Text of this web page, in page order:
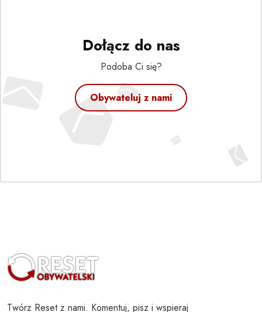
Dołącz do nas
Podoba Ci się?
Obywateluj z nami
Twórz Reset z nami. Komentuj, pisz i wspieraj